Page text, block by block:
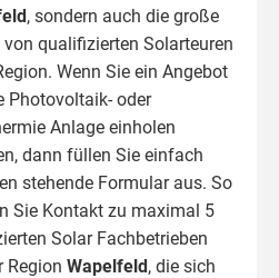
, sondern auch die große
qualifizierten Solarteuren
Wenn Sie ein Angebot
Photovoltaik- oder
Anlage einholen
dann füllen Sie einfach
stehende Formular aus. So
Sie Kontakt zu maximal 5
Solar Fachbetrieben
Region Wapelfeld, die sich